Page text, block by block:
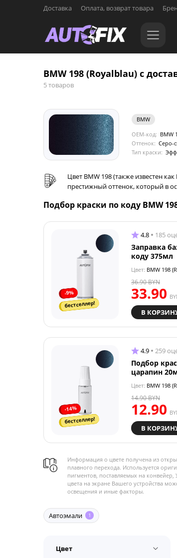
Доставка Оплата, возврат товара
BMW 198 (Royalblau) с
5 товаров
BMW
OEM-код: BMW
Оттенок: Серо-
Тип краски:
Цвет BMW 198 (также известен
престижный оттенок, который в
Подбор краски по коду BMW
-9%
бестселлер!
4.8 185
Заправка
коду 375мл
Цвет: BMW 198
33.90
36.90BYN
В
-14%
бестселлер!
4.9 259
Подбор
царапин
Цвет: BMW 198
12.90
14.90BYN
В
Информация о цвете получена из
плавного перехода. Используется
пигментов, поставляемых на
цвета на экране Вашего устройства
освещения и иные факторы.
Автоэмали 1
Цвет